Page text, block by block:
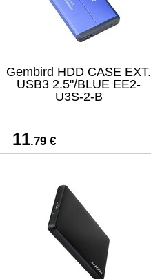
Gembird HDD CASE EXT.
USB3 2.5"/BLUE EE2-
U3S-2-B
11.79 €